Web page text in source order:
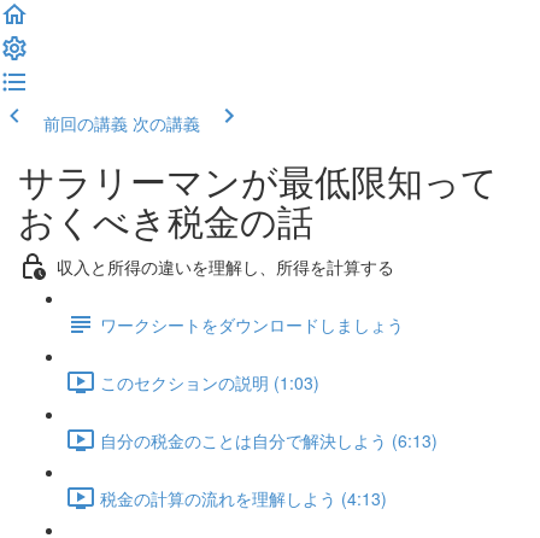
前回の講義 次の講義
サラリーマンが最低限知って
おくべき税金の話
収入と所得の違いを理解し、所得を計算する
ワークシートをダウンロードしましょう
このセクションの説明 (1:03)
自分の税金のことは自分で解決しよう (6:13)
税金の計算の流れを理解しよう (4:13)